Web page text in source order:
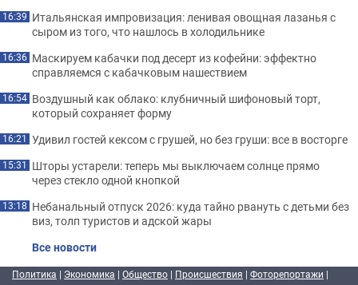
16:39 Итальянская импровизация: ленивая овощная лазанья с
сыром из того, что нашлось в холодильнике
16:36 Маскируем кабачки под десерт из кофейни: эффектно
справляемся с кабачковым нашествием
16:54 Воздушный как облако: клубничный шифоновый торт,
который сохраняет форму
16:21 Удивил гостей кексом с грушей, но без груши: все в восторге
15:31 Шторы устарели: теперь мы выключаем солнце прямо
через стекло одной кнопкой
13:18 Небанальный отпуск 2026: куда тайно рвануть с детьми без
виз, толп туристов и адской жары
Все новости
Политика | Экономика | Общество | Происшествия | Фоторепортажи |